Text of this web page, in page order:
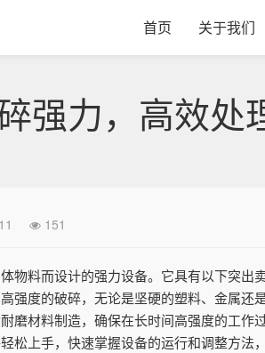
首页 关于我们
强力，高效
151
物料而设计的强力设备。它具有以下突
强度的破碎，无论是坚硬的塑料、金属
磨材料制造，确保在长时间高强度的工
松上手，快速掌握设备的运行和调整方